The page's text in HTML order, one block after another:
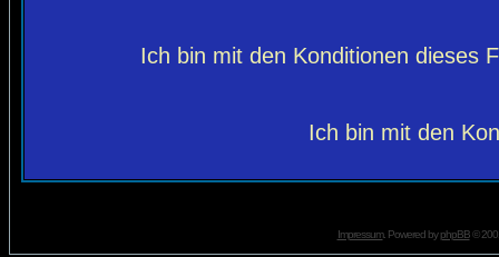
Ich bin mit den Konditionen dieses
Ich bin mit den
Impressum. Powered byphpBB©